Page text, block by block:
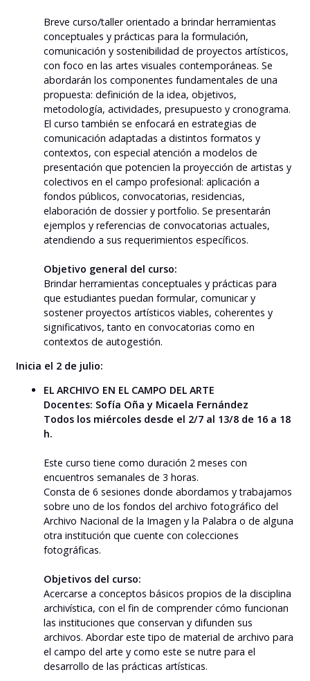
Breve curso/taller orientado a brindar herramientas
conceptuales y prácticas para la formulación,
comunicación y sostenibilidad de proyectos artísticos,
con foco en las artes visuales contemporáneas. Se
abordarán los componentes fundamentales de una
propuesta: definición de la idea, objetivos,
metodología, actividades, presupuesto y cronograma.
El curso también se enfocará en estrategias de
comunicación adaptadas a distintos formatos y
contextos, con especial atención a modelos de
presentación que potencien la proyección de artistas y
colectivos en el campo profesional: aplicación a
fondos públicos, convocatorias, residencias,
elaboración de dossier y portfolio. Se presentarán
ejemplos y referencias de convocatorias actuales,
atendiendo a sus requerimientos específicos.
Objetivo general del curso:
Brindar herramientas conceptuales y prácticas para
que estudiantes puedan formular, comunicar y
sostener proyectos artísticos viables, coherentes y
significativos, tanto en convocatorias como en
contextos de autogestión.
Inicia el 2 de julio:
EL ARCHIVO EN EL CAMPO DEL ARTE
Docentes: Sofía Oña y Micaela Fernández
Todos los miércoles desde el 2/7 al 13/8 de 16 a 18
h.
Este curso tiene como duración 2 meses con
encuentros semanales de 3 horas.
Consta de 6 sesiones donde abordamos y trabajamos
sobre uno de los fondos del archivo fotográfico del
Archivo Nacional de la Imagen y la Palabra o de alguna
otra institución que cuente con colecciones
fotográficas.
Objetivos del curso:
Acercarse a conceptos básicos propios de la disciplina
archivística, con el fin de comprender cómo funcionan
las instituciones que conservan y difunden sus
archivos. Abordar este tipo de material de archivo para
el campo del arte y como este se nutre para el
desarrollo de las prácticas artísticas.